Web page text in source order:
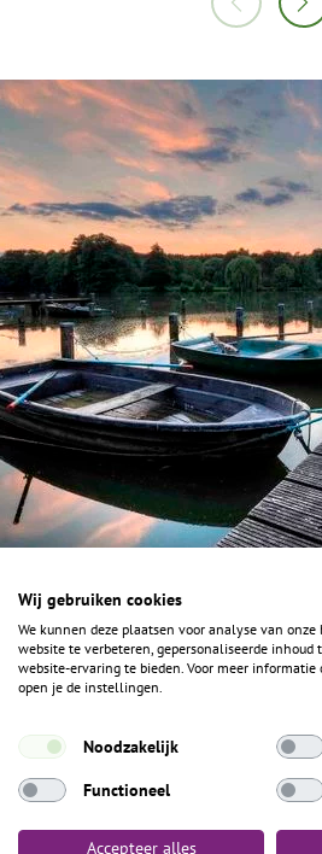
F
a
c
o
o
I
n
s
g
a
Y
o
u
b
P
i
n
ALGEMENE INFORMATIE
Het Geheim over de grens zijn de
Wij gebruiken cookies
We kunnen deze plaatsen voor analyse van onze
website te verbeteren, gepersonaliseerde
website-ervaring te bieden. Voor meer informatie
open je de instellingen.
Noodzakelijk
Functioneel
Accepteer alles